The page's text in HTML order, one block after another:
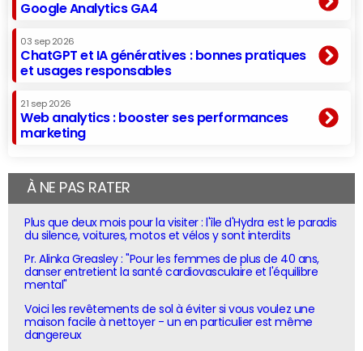
Google Analytics GA4
03 sep 2026
ChatGPT et IA génératives : bonnes pratiques
et usages responsables
21 sep 2026
Web analytics : booster ses performances
marketing
À NE PAS RATER
Plus que deux mois pour la visiter : l'île d'Hydra est le paradis
du silence, voitures, motos et vélos y sont interdits
Pr. Alinka Greasley : "Pour les femmes de plus de 40 ans,
danser entretient la santé cardiovasculaire et l'équilibre
mental"
Voici les revêtements de sol à éviter si vous voulez une
maison facile à nettoyer - un en particulier est même
dangereux